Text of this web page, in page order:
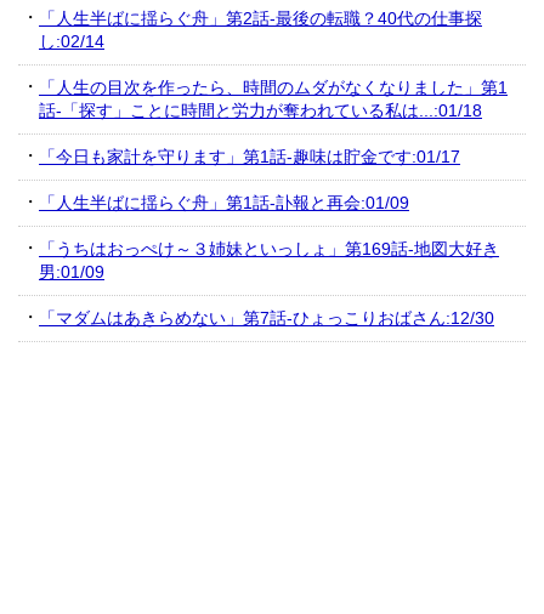
「人生半ばに揺らぐ舟」第2話-最後の転職？40代の仕事探
し:02/14
「人生の目次を作ったら、時間のムダがなくなりました」第1
話-「探す」ことに時間と労力が奪われている私は...:01/18
「今日も家計を守ります」第1話-趣味は貯金です:01/17
「人生半ばに揺らぐ舟」第1話-訃報と再会:01/09
「うちはおっぺけ～３姉妹といっしょ」第169話-地図大好き
男:01/09
「マダムはあきらめない」第7話-ひょっこりおばさん:12/30